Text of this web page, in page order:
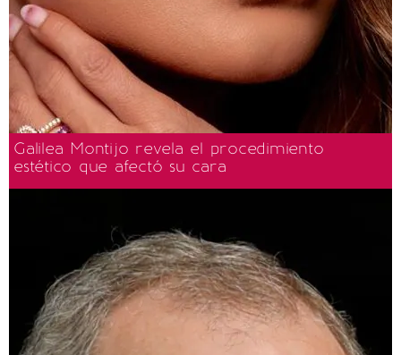
Galilea Montijo revela el procedimiento
estético que afectó su cara